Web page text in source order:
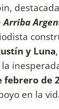
Arriba
y Luna
la
febrero de
en la